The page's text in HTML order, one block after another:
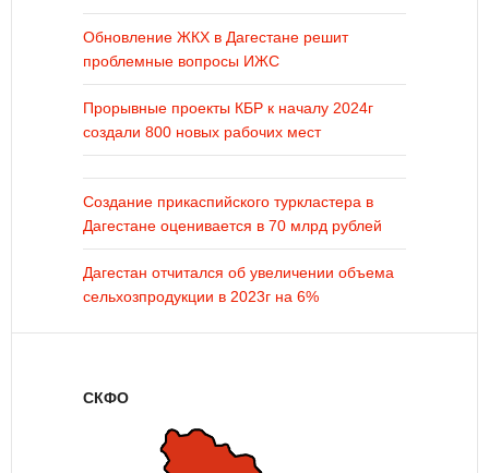
Обновление ЖКХ в Дагестане решит
проблемные вопросы ИЖС
Прорывные проекты КБР к началу 2024г
создали 800 новых рабочих мест
Создание прикаспийского туркластера в
Дагестане оценивается в 70 млрд рублей
Дагестан отчитался об увеличении объема
сельхозпродукции в 2023г на 6%
СКФО